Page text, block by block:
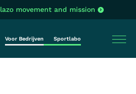
movement and mission
Voor Bedrijven Sportlabo